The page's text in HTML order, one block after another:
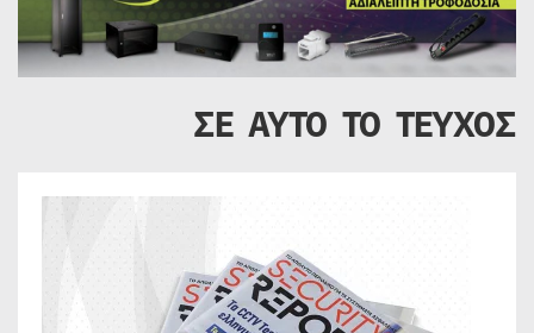
ΣΕ ΑΥΤΟ ΤΟ ΤΕΥΧΟΣ